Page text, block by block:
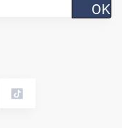
OK